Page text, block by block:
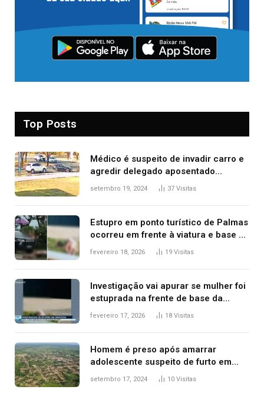
Top Posts
Médico é suspeito de invadir carro e
agredir delegado aposentado
durante confusão no trânsito
setembro 19, 2024 37 Visitas
Estupro em ponto turístico de Palmas
ocorreu em frente à viatura e base de
segurança; polícia investiga
fevereiro 18, 2026 19 Visitas
Investigação vai apurar se mulher foi
estuprada na frente de base da
Guarda Metropolitana de Palmas, diz
fevereiro 17, 2026 18 Visitas
Homem é preso após amarrar
adolescente suspeito de furto em
estaca de cerca e agredi-lo
setembro 17, 2024 10 Visitas